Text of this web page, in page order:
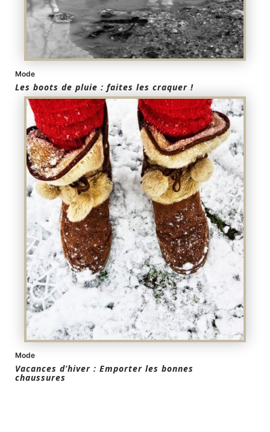
Mode
Les boots de pluie : faites les craquer !
Mode
Vacances d’hiver : Emporter les bonnes
chaussures